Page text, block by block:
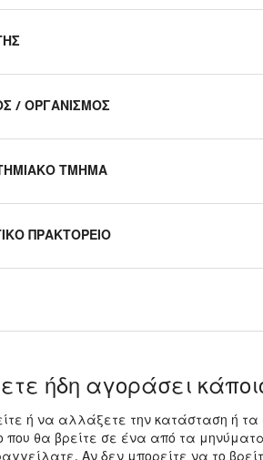
/ ΟΡΓΑΝΙΣΜΟΣ
ΤΜΗΜΑ
ΠΡΑΚΤΟΡΕΙΟ
ήδη αγοράσει
ή να αλλάξετε την κατάσταση ή τα
που θα βρείτε σε ένα από τα
Αν δεν μπορείτε να το